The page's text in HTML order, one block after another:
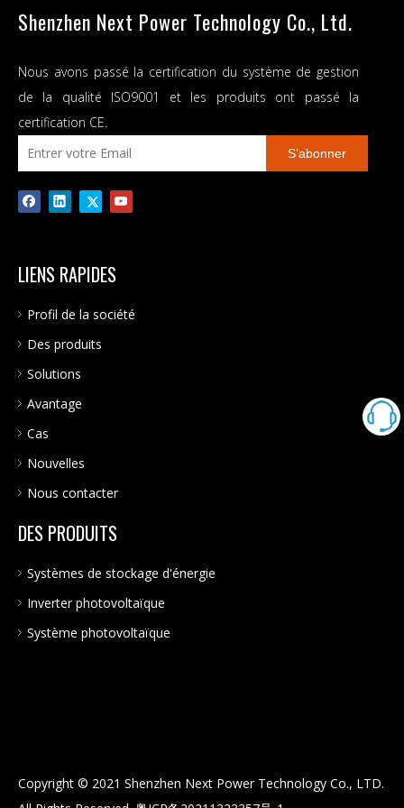
Shenzhen Next Power Technology Co., Ltd.
Nous avons passé la certification du système de gestion
de la qualité ISO9001 et les produits ont passé la
certification CE.
S’abonner
LIENS RAPIDES
Profil de la société
Des produits
Solutions
Avantage
Cas
Nouvelles
Nous contacter
DES PRODUITS
Systèmes de stockage d'énergie
Inverter photovoltaïque
Système photovoltaïque
Copyright © 2021 Shenzhen Next Power Technology Co., LTD.